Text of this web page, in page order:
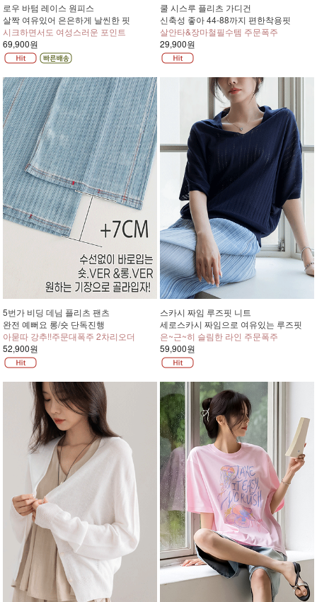
로우 바텀 레이스 원피스
살짝 여유있어 은은하게 날씬한 핏
시크하면서도 여성스러운 포인트
69,900원
쿨 시스루 플리츠 가디건
신축성 좋아 44-88까지 편한착용핏
살안타&장마철필수템 주문폭주
29,900원
5번가 비딩 데님 플리츠 팬츠
완전 예뻐요 롱/숏 단독진행
아묻따 강추!!주문대폭주 2차리오더
52,900원
스카시 짜임 루즈핏 니트
세로스카시 짜임으로 여유있는 루즈핏
은~근~히 슬림한 라인 주문폭주
59,900원